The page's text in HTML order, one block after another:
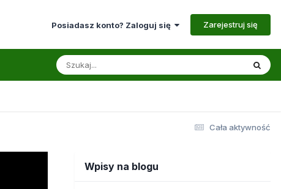
Posiadasz konto? Zaloguj się Zarejestruj się
Cała aktywność
Wpisy na blogu